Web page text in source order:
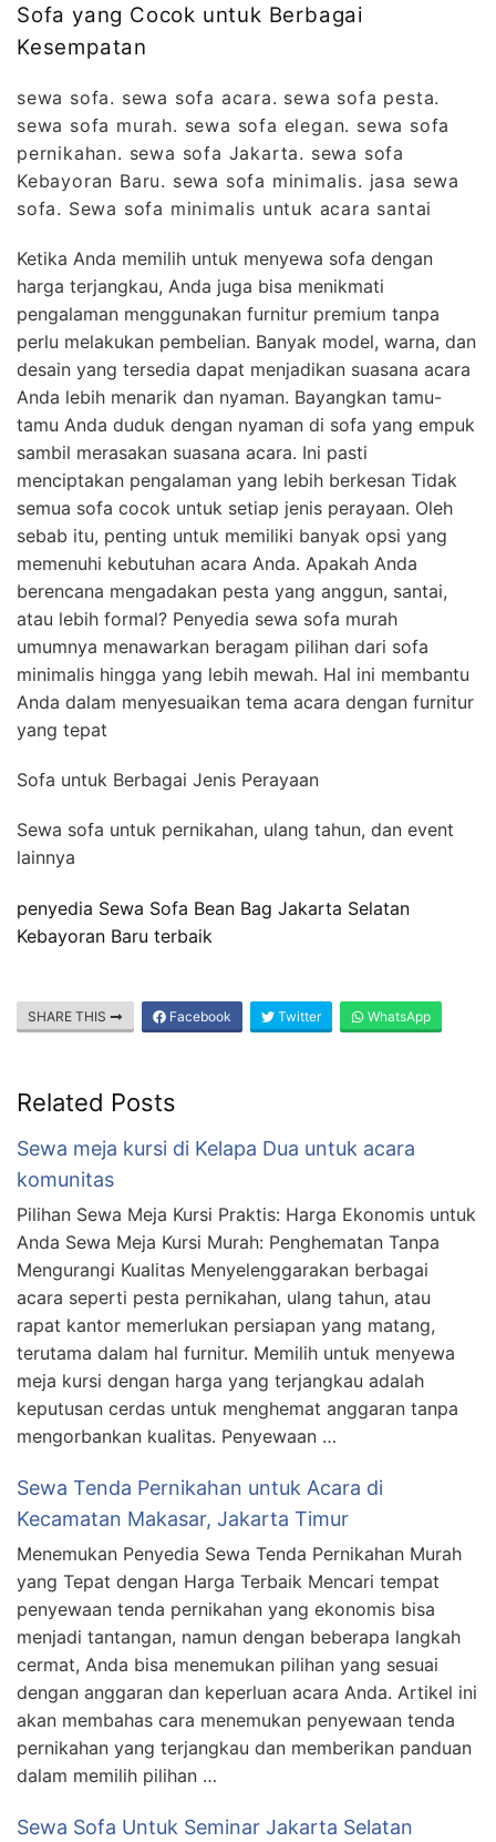
Sofa yang Cocok untuk Berbagai
Kesempatan
sewa sofa. sewa sofa acara. sewa sofa pesta.
sewa sofa murah. sewa sofa elegan. sewa sofa
pernikahan. sewa sofa Jakarta. sewa sofa
Kebayoran Baru. sewa sofa minimalis. jasa sewa
sofa. Sewa sofa minimalis untuk acara santai
Ketika Anda memilih untuk menyewa sofa dengan
harga terjangkau, Anda juga bisa menikmati
pengalaman menggunakan furnitur premium tanpa
perlu melakukan pembelian. Banyak model, warna, dan
desain yang tersedia dapat menjadikan suasana acara
Anda lebih menarik dan nyaman. Bayangkan tamu-
tamu Anda duduk dengan nyaman di sofa yang empuk
sambil merasakan suasana acara. Ini pasti
menciptakan pengalaman yang lebih berkesan Tidak
semua sofa cocok untuk setiap jenis perayaan. Oleh
sebab itu, penting untuk memiliki banyak opsi yang
memenuhi kebutuhan acara Anda. Apakah Anda
berencana mengadakan pesta yang anggun, santai,
atau lebih formal? Penyedia sewa sofa murah
umumnya menawarkan beragam pilihan dari sofa
minimalis hingga yang lebih mewah. Hal ini membantu
Anda dalam menyesuaikan tema acara dengan furnitur
yang tepat
Sofa untuk Berbagai Jenis Perayaan
Sewa sofa untuk pernikahan, ulang tahun, dan event
lainnya
penyedia Sewa Sofa Bean Bag Jakarta Selatan
Kebayoran Baru terbaik
SHARE THIS Facebook Twitter WhatsApp
Related Posts
Sewa meja kursi di Kelapa Dua untuk acara
komunitas
Pilihan Sewa Meja Kursi Praktis: Harga Ekonomis untuk
Anda Sewa Meja Kursi Murah: Penghematan Tanpa
Mengurangi Kualitas Menyelenggarakan berbagai
acara seperti pesta pernikahan, ulang tahun, atau
rapat kantor memerlukan persiapan yang matang,
terutama dalam hal furnitur. Memilih untuk menyewa
meja kursi dengan harga yang terjangkau adalah
keputusan cerdas untuk menghemat anggaran tanpa
mengorbankan kualitas. Penyewaan …
Sewa Tenda Pernikahan untuk Acara di
Kecamatan Makasar, Jakarta Timur
Menemukan Penyedia Sewa Tenda Pernikahan Murah
yang Tepat dengan Harga Terbaik Mencari tempat
penyewaan tenda pernikahan yang ekonomis bisa
menjadi tantangan, namun dengan beberapa langkah
cermat, Anda bisa menemukan pilihan yang sesuai
dengan anggaran dan keperluan acara Anda. Artikel ini
akan membahas cara menemukan penyewaan tenda
pernikahan yang terjangkau dan memberikan panduan
dalam memilih pilihan …
Sewa Sofa Untuk Seminar Jakarta Selatan